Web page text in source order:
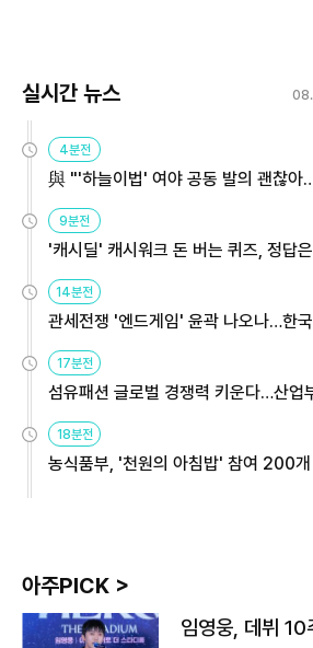
실시간 뉴스
4분전
與 "'하늘이법' 여야 공동 발의 괜찮아
9분전
'캐시딜' 캐시워크 돈 버는 퀴즈, 정답
14분전
관세전쟁 '엔드게임' 윤곽 나오나…한
17분전
섬유패션 글로벌 경쟁력 키운다…산
18분전
농식품부, '천원의 아침밥' 참여 200개
아주PICK >
임영웅, 데뷔